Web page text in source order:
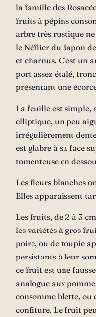
la famille des
fruits à pépins
arbre très rustique
le Néflier du Japon
et charnus. C’est un
port assez étalé,
présentant une
La feuille est simple,
elliptique, un peu
irrégulièrement
est glabre à sa face
tomenteuse en
Les fleurs blanches
Elles apparaissent
Les fruits, de 2 à 3
les variétés à gros
poire, ou de toupie
persistants à leur
ce fruit est une
analogue aux
consomme blette, ou
confiture. Le fruit